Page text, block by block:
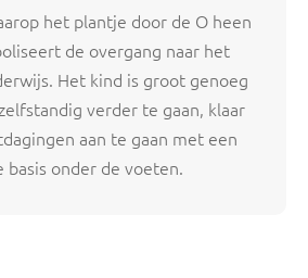
het plantje door de O heen
de overgang naar het
Het kind is groot genoeg
verder te gaan, klaar
aan te gaan met een
basis onder de voeten.